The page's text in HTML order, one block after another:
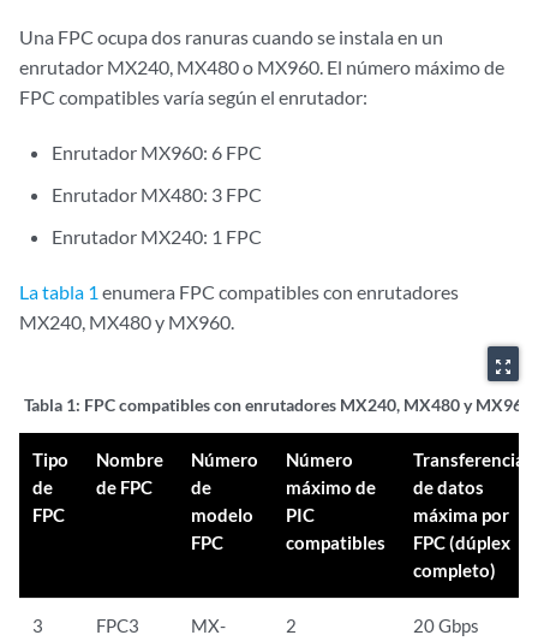
Una FPC ocupa dos ranuras cuando se instala en un
enrutador MX240, MX480 o MX960. El número máximo de
FPC compatibles varía según el enrutador:
Enrutador MX960: 6 FPC
Enrutador MX480: 3 FPC
Enrutador MX240: 1 FPC
La tabla 1 enumera FPC compatibles con enrutadores
MX240, MX480 y MX960.
zoom_out_map
Tabla 1: FPC compatibles con enrutadores MX240, MX480 y MX960
Tipo
de
FPC
Nombre
de FPC
Número
de
modelo
FPC
Número
máximo de
PIC
compatibles
Transferencia
de datos
máxima por
FPC (dúplex
completo)
3 FPC3
MX-
2 20 Gbps